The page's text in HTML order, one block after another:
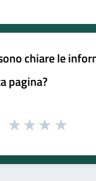
chiare le
pagina?